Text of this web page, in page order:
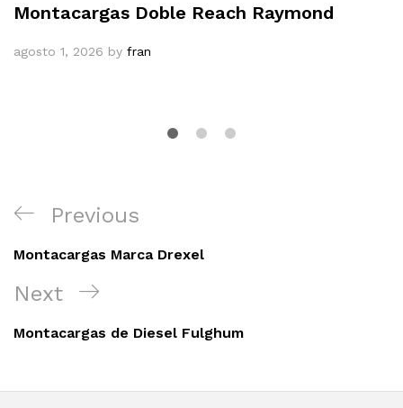
Montacargas Doble Reach Raymond
agosto 1, 2026 by fran
Navegación
entradas
Previous
Post
Previous
Montacargas Marca Drexel
Next
Post
Next
Montacargas de Diesel Fulghum